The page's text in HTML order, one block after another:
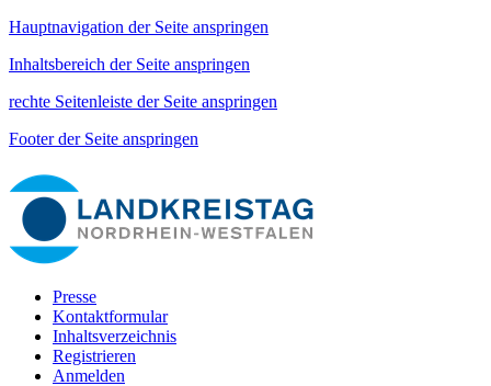
Hauptnavigation der Seite anspringen
Inhaltsbereich der Seite anspringen
rechte Seitenleiste der Seite anspringen
Footer der Seite anspringen
Presse
Kontaktformular
Inhaltsverzeichnis
Registrieren
Anmelden